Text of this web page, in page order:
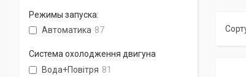
Режимы запуска:
Автоматика 87
Система охолодження двигуна
Вода+Повітря 81